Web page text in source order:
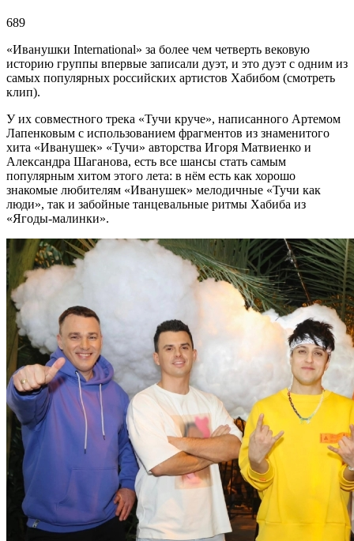
689
«Иванушки International» за более чем четверть вековую
историю группы впервые записали дуэт, и это дуэт с одним из
самых популярных российских артистов Хабибом (смотреть
клип).
У их совместного трека «Тучи круче», написанного Артемом
Лапенковым с использованием фрагментов из знаменитого
хита «Иванушек» «Тучи» авторства Игоря Матвиенко и
Александра Шаганова, есть все шансы стать самым
популярным хитом этого лета: в нём есть как хорошо
знакомые любителям «Иванушек» мелодичные «Тучи как
люди», так и забойные танцевальные ритмы Хабиба из
«Ягоды-малинки».